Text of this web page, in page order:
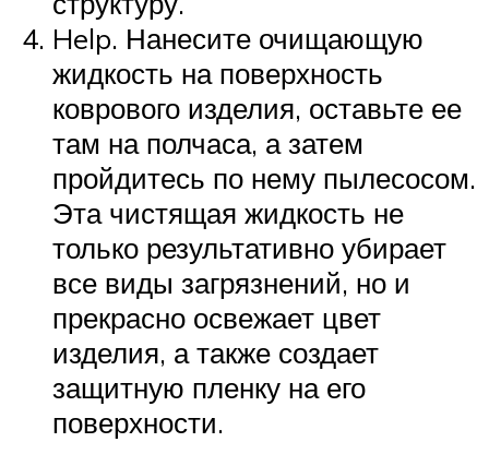
Help. Нанесите очищающую
жидкость на поверхность
коврового изделия, оставьте ее
там на полчаса, а затем
пройдитесь по нему пылесосом.
Эта чистящая жидкость не
только результативно убирает
все виды загрязнений, но и
прекрасно освежает цвет
изделия, а также создает
защитную пленку на его
поверхности.